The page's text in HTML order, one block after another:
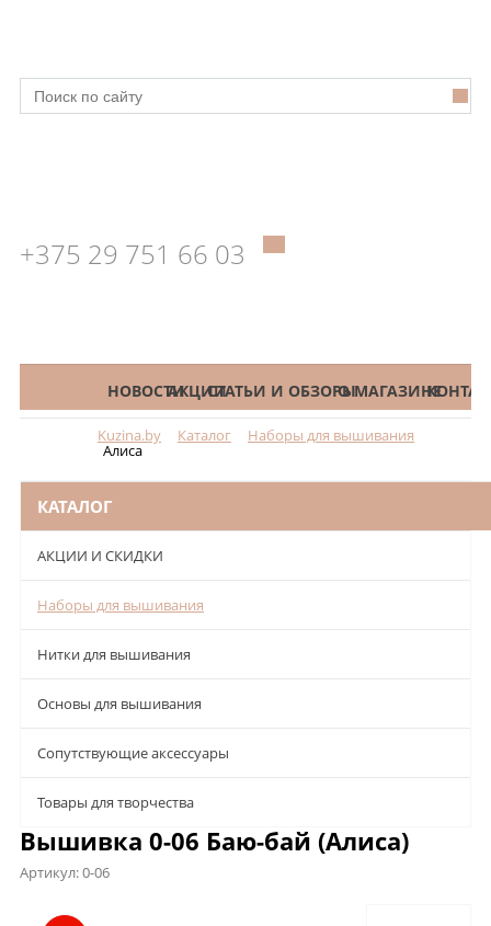
+375 29 751 66 03
КАТАЛОГНОВОСТИАКЦИИСТАТЬИ И ОБЗОРЫО МАГАЗИНЕ
Kuzina.by Каталог Наборы для вышивания
Алиса
КАТАЛОГ
АКЦИИ И СКИДКИ
Наборы для вышивания
Нитки для вышивания
Основы для вышивания
Сопутствующие аксессуары
Товары для творчества
Вышивка 0-06 Баю-бай (Алиса)
Артикул:0-06
Описание